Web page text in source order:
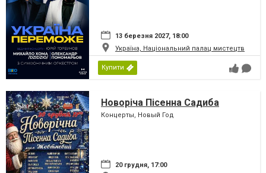
13 березня 2027, 18:00
Україна, Національний палац мистецтв
Купити
Новоріча Пісенна Садиба
Концерты, Новый Год
20 грудня, 17:00